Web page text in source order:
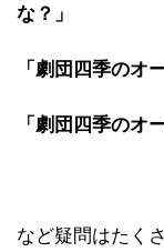
な？」
「劇団四季のオ
「劇団四季のオ
など疑問はたく